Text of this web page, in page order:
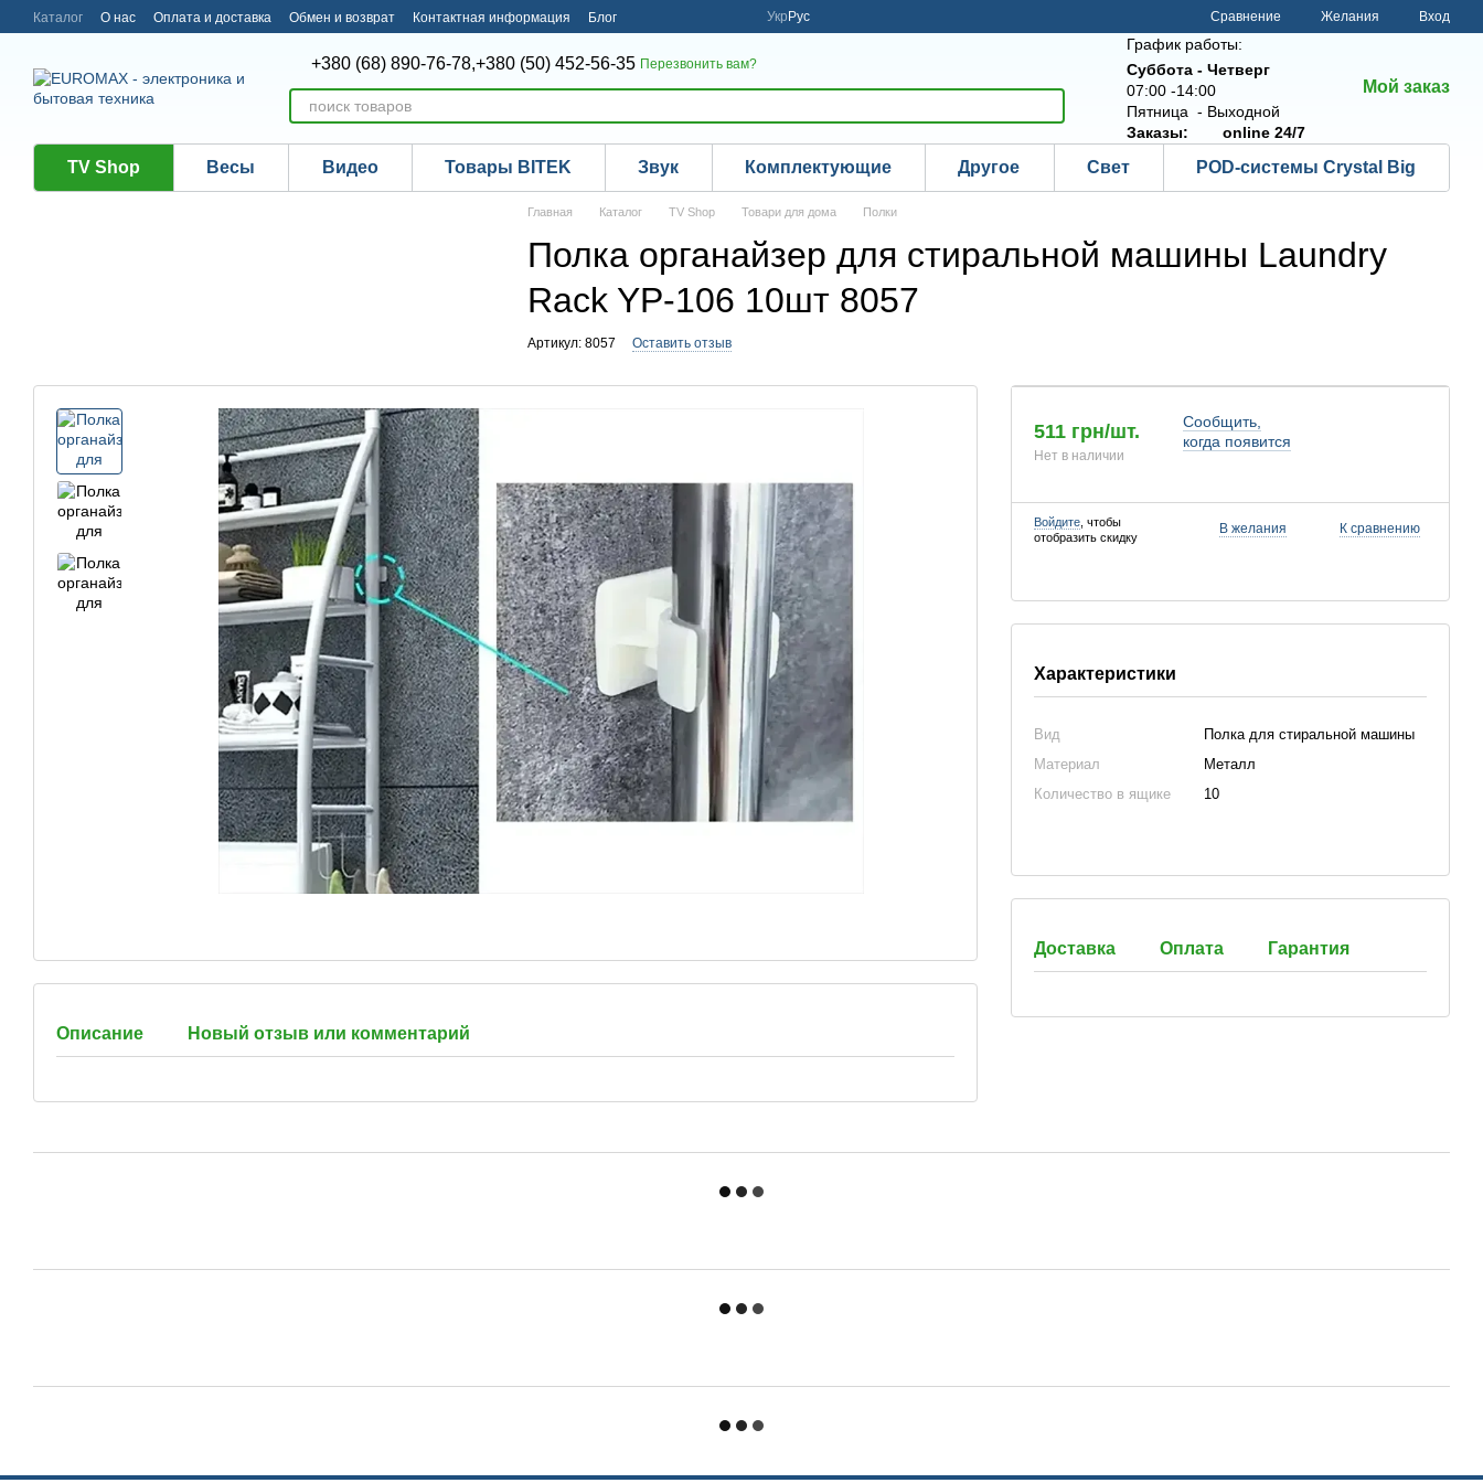
Перейти к основному контенту
Каталог О нас Оплата и доставка Обмен и возврат Контактная информация Блог Укр Рус Сравнение Желания Вход
+380 (68) 890-76-78,+380 (50) 452-56-35 Перезвонить вам?
График работы:
Суббота - Четверг
07:00 -14:00
Пятница - Выходной
Заказы:
online 24/7
Мой заказ
TV Shop Весы Видео Товары BITEK Звук Комплектующие Другое Свет POD-системы Crystal Big
Главная Каталог TV Shop Товари для дома Полки
Полка органайзер для стиральной машины Laundry
Rack YP-106 10шт 8057
Артикул: 8057 Оставить отзыв
511 грн/шт.
Нет в наличии
Сообщить,
когда появится
Войдите , чтобы
отобразить скидку
В желания К сравнению
Характеристики
Вид
Полка для стиральной машины
Материал
Металл
Количество в ящике
10
Доставка Оплата Гарантия
Описание Новый отзыв или комментарий